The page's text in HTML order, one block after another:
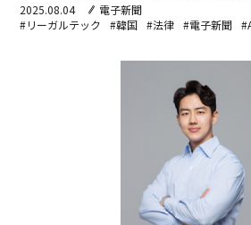
2025.08.04
電子新聞
#リーガルテック
#韓国 #法律 #電子新聞